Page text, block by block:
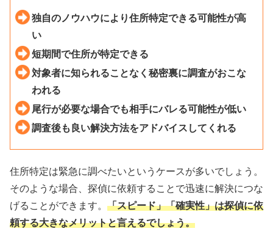
独自のノウハウにより住所特定できる可能性が高
い
短期間で住所が特定できる
対象者に知られることなく秘密裏に調査がおこな
われる
尾行が必要な場合でも相手にバレる可能性が低い
調査後も良い解決方法をアドバイスしてくれる
住所特定は緊急に調べたいというケースが多いでしょう。
そのような場合、探偵に依頼することで迅速に解決につな
げることができます。 「スピード」「確実性」は探偵に依
頼する大きなメリットと言えるでしょう。